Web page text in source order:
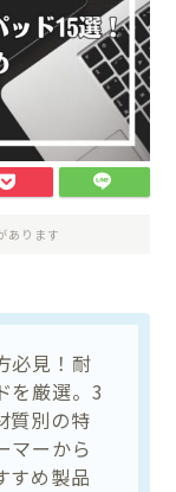
あります
必見！耐
を厳選。3
質別の特
マーから
すめ製品